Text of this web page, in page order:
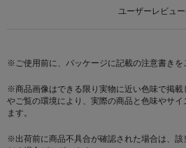
ユーザーレビュ
※ご使用前に、パッケージに記載の注意書きを
※商品画像はできる限り実物に近い色味で掲載
やご覧の環境により、実際の商品と色味やサ
ます。
※出荷前に商品不具合が確認された場合は、該